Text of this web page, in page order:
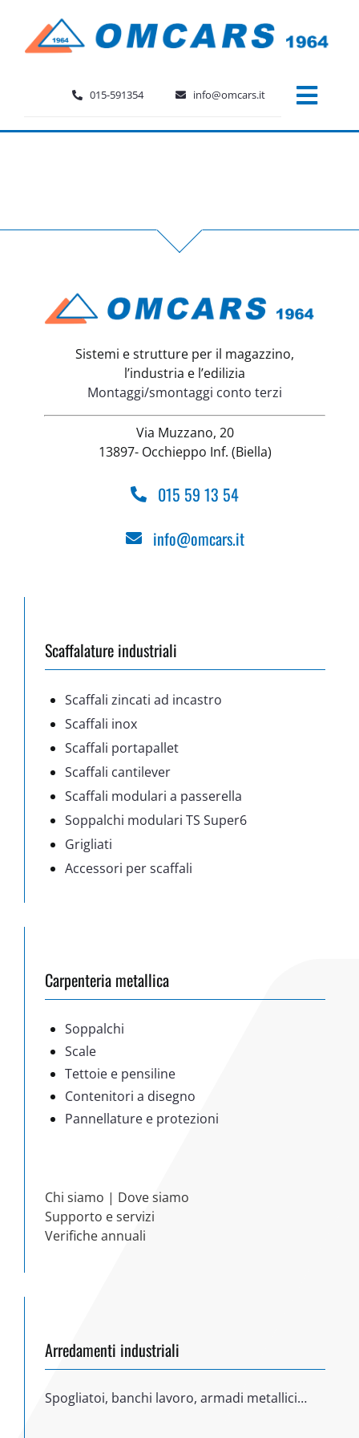
contenuto
015-591354 info@omcars.it
Chi siamo
Verifiche annuali
Dove siamoSistemi e strutture per il magazzino,
l’industria e l’edilizia
Montaggi/smontaggi conto terzi
Via Muzzano, 20
13897- Occhieppo Inf. (Biella)
015 59 13 54
info@omcars.it
Scaffalature industriali
Scaffali zincati ad incastro
Scaffali inox
Scaffali portapallet
Scaffali cantilever
Scaffali modulari a passerella
Soppalchi modulari TS Super6
Grigliati
Accessori per scaffali
Carpenteria metallica
Soppalchi
Scale
Tettoie e pensiline
Contenitori a disegno
Pannellature e protezioni
Chi siamo | Dove siamo
Supporto e servizi
Verifiche annuali
Arredamenti industriali
Spogliatoi, banchi lavoro, armadi metallici…